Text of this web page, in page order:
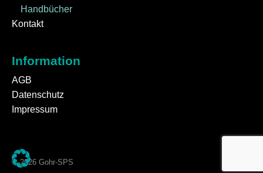
Handbücher
Kontakt
Information
AGB
Datenschutz
Impressum
© 2026 Gohr-SPS